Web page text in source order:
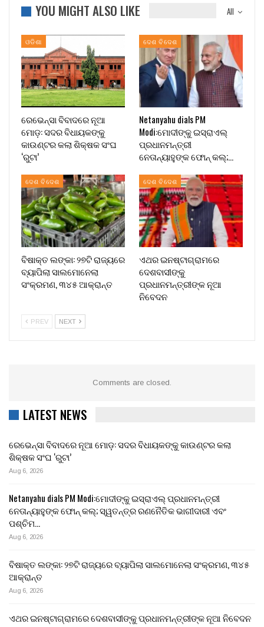
All
YOU MIGHT ALSO LIKE
ଓଡିଶା
ରେଭେନ୍ସା ବିବାଦରେ ନୂଆ
ମୋଡ଼: ସଦର ବିଧାୟକଙ୍କୁ
କାଉଣ୍ଟର କଲା ଶିକ୍ଷକ ସଂଘ
‘ରୁଟା’
ଦେଶ ବିଦେଶ
Netanyahu dials PM
Modi:ମୋଦୀଙ୍କୁ ଇସ୍ରାଏଲ୍
ପ୍ରଧାନମନ୍ତ୍ରୀ
ନେତାନ୍ୟାହୁଙ୍କ ଫୋନ୍ କଲ୍;…
ଦେଶ ବିଦେଶ
ବିଷାକ୍ତ ଲଙ୍କା: ୨୭ଟି ରାଜ୍ୟରେ
ବ୍ୟାପିଲା ସାଲମୋନେଲା
ସଂକ୍ରମଣ, ୩୪୫ ଆକ୍ରାନ୍ତ
ଦେଶ ବିଦେଶ
ଏଥର ଇନଷ୍ଟାଗ୍ରାମରେ
ଦେଶବାସୀଙ୍କୁ
ପ୍ରଧାନମନ୍ତ୍ରୀଙ୍କ ନୂଆ
ନିବେଦନ
PREV NEXT
Comments are closed.
LATEST NEWS
ରେଭେନ୍ସା ବିବାଦରେ ନୂଆ ମୋଡ଼: ସଦର ବିଧାୟକଙ୍କୁ କାଉଣ୍ଟର କଲା
ଶିକ୍ଷକ ସଂଘ ‘ରୁଟା’
Aug 6, 2026
Netanyahu dials PM Modi:ମୋଦୀଙ୍କୁ ଇସ୍ରାଏଲ୍ ପ୍ରଧାନମନ୍ତ୍ରୀ
ନେତାନ୍ୟାହୁଙ୍କ ଫୋନ୍ କଲ୍; ସ୍ୱତନ୍ତ୍ର ରଣନୈତିକ ଭାଗୀଦାରୀ ଏବଂ
ପଶ୍ଚିମ…
Aug 6, 2026
ବିଷାକ୍ତ ଲଙ୍କା: ୨୭ଟି ରାଜ୍ୟରେ ବ୍ୟାପିଲା ସାଲମୋନେଲା ସଂକ୍ରମଣ, ୩୪୫
ଆକ୍ରାନ୍ତ
Aug 6, 2026
ଏଥର ଇନଷ୍ଟାଗ୍ରାମରେ ଦେଶବାସୀଙ୍କୁ ପ୍ରଧାନମନ୍ତ୍ରୀଙ୍କ ନୂଆ ନିବେଦନ